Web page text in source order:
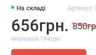
На складі Артикул:
656грн.
економія 194грн.